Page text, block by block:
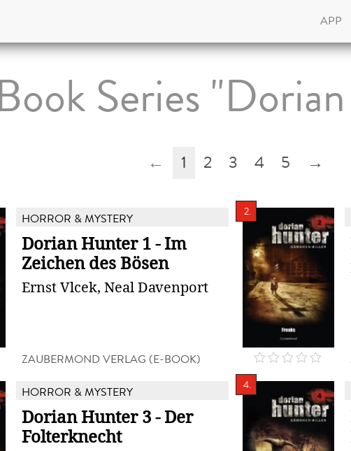
APP
Series
← 1 2 3 4 5 →
HORROR & MYSTERY
Dorian Hunter 1 - Im
Zeichen des Bösen
Ernst Vlcek, Neal Davenport
ZAUBERMOND VERLAG (E-BOOK)
2.
HORROR & MYSTERY
Dorian Hunter 3 - Der
Folterknecht
4.